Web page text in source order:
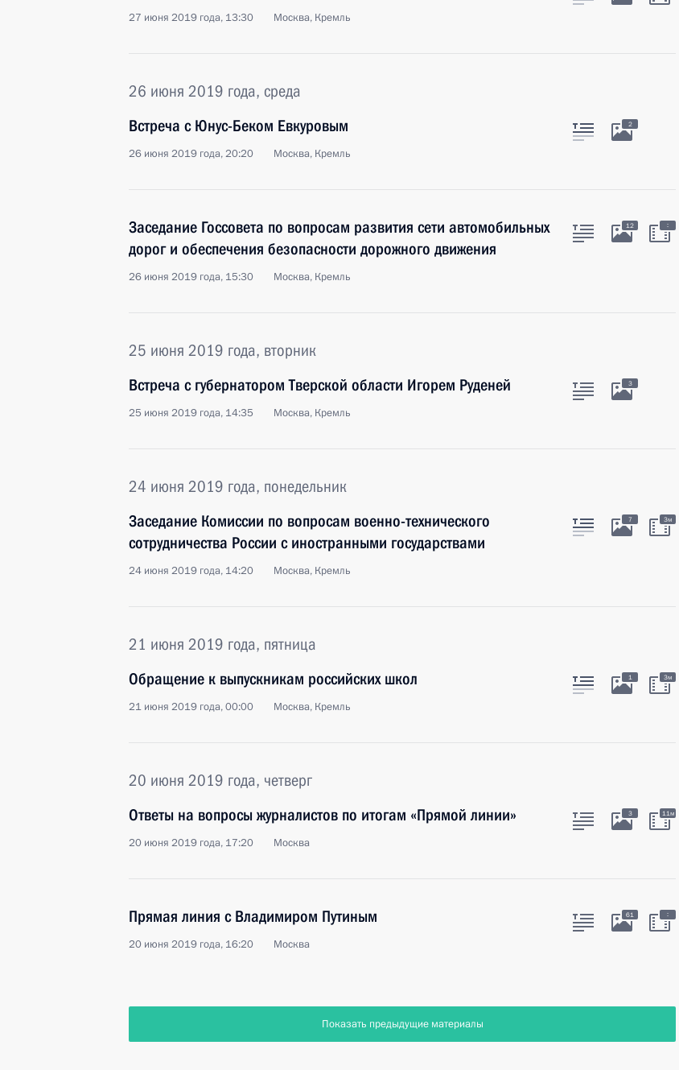
27 июня 2019 года, 13:30 Москва, Кремль
26 июня 2019 года, среда
Встреча с Юнус-Беком Евкуровым
26 июня 2019 года, 20:20 Москва, Кремль
2
Заседание Госсовета по вопросам развития сети автомобильных
дорог и обеспечения безопасности дорожного движения
26 июня 2019 года, 15:30 Москва, Кремль
12 :
25 июня 2019 года, вторник
Встреча с губернатором Тверской области Игорем Руденей
25 июня 2019 года, 14:35 Москва, Кремль
3
24 июня 2019 года, понедельник
Заседание Комиссии по вопросам военно-технического
сотрудничества России с иностранными государствами
24 июня 2019 года, 14:20 Москва, Кремль
7 3м
21 июня 2019 года, пятница
Обращение к выпускникам российских школ
21 июня 2019 года, 00:00 Москва, Кремль
1 3м
20 июня 2019 года, четверг
Ответы на вопросы журналистов по итогам «Прямой линии»
20 июня 2019 года, 17:20 Москва
3 11м
Прямая линия с Владимиром Путиным
20 июня 2019 года, 16:20 Москва
61 :
Показать предыдущие материалы